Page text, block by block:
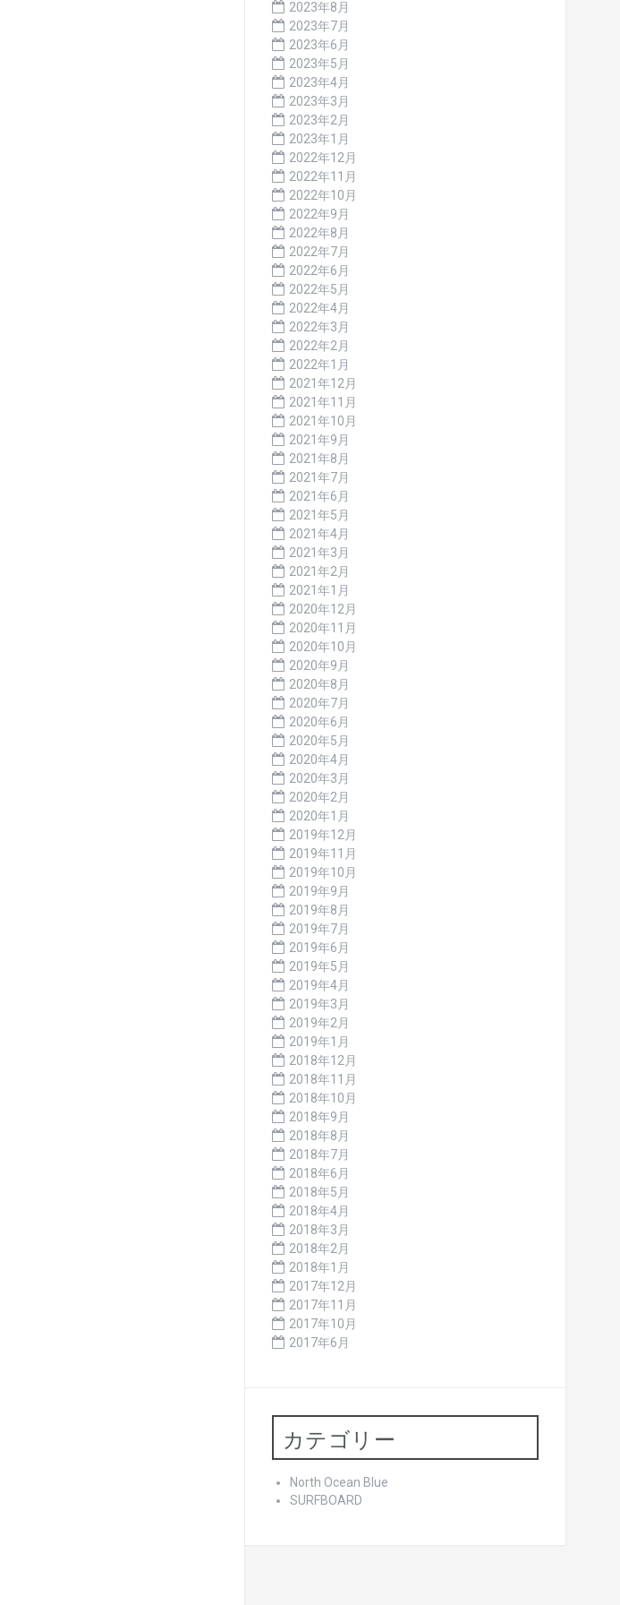
2023年8月
2023年7月
2023年6月
2023年5月
2023年4月
2023年3月
2023年2月
2023年1月
2022年12月
2022年11月
2022年10月
2022年9月
2022年8月
2022年7月
2022年6月
2022年5月
2022年4月
2022年3月
2022年2月
2022年1月
2021年12月
2021年11月
2021年10月
2021年9月
2021年8月
2021年7月
2021年6月
2021年5月
2021年4月
2021年3月
2021年2月
2021年1月
2020年12月
2020年11月
2020年10月
2020年9月
2020年8月
2020年7月
2020年6月
2020年5月
2020年4月
2020年3月
2020年2月
2020年1月
2019年12月
2019年11月
2019年10月
2019年9月
2019年8月
2019年7月
2019年6月
2019年5月
2019年4月
2019年3月
2019年2月
2019年1月
2018年12月
2018年11月
2018年10月
2018年9月
2018年8月
2018年7月
2018年6月
2018年5月
2018年4月
2018年3月
2018年2月
2018年1月
2017年12月
2017年11月
2017年10月
2017年6月
カテゴリー
North Ocean Blue
SURFBOARD